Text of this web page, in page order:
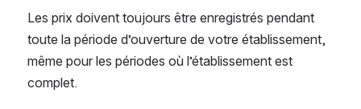
Les prix doivent toujours être enregistrés pendant
toute la période d’ouverture de votre établissement,
même pour les périodes où l’établissement est
complet.